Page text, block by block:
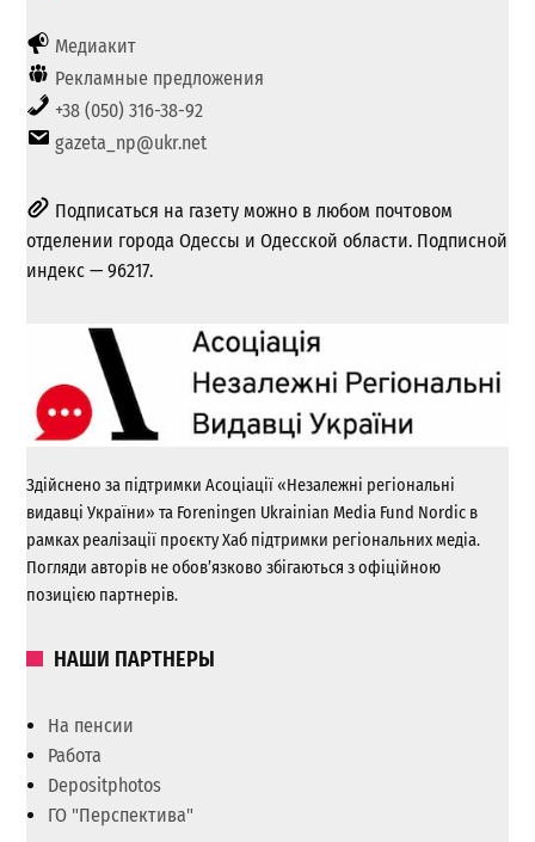
Медиакит
Рекламные предложения
+38 (050) 316-38-92
gazeta_np@ukr.net
Подписаться на газету можно в любом почтовом
отделении города Одессы и Одесской области. Подписной
индекс — 96217.
Здійснено за підтримки Асоціації «Незалежні регіональні
видавці України» та Foreningen Ukrainian Media Fund Nordic в
рамках реалізації проєкту Хаб підтримки регіональних медіа.
Погляди авторів не обов’язково збігаються з офіційною
позицією партнерів.
НАШИ ПАРТНЕРЫ
На пенсии
Работа
Depositphotos
ГО "Перспектива"